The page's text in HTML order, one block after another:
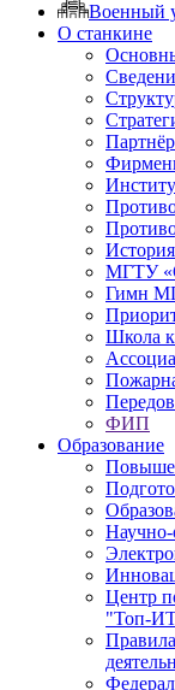
Военный
О станкине
МГТУ
Гимн
Школа
ФИП
Образование
Центр
"Топ-